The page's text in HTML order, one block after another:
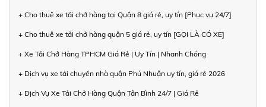
+ Cho thuê xe tải chở hàng tại Quận 8 giá rẻ, uy tín [Phục vụ 24/7]
+ Cho thuê xe tải chở hàng quận 5 giá rẻ, uy tín [GỌI LÀ CÓ XE]
+ Xe Tải Chở Hàng TPHCM Giá Rẻ | Uy Tín | Nhanh Chóng
+ Dịch vụ xe tải chuyển nhà quận Phú Nhuận uy tín, giá rẻ 2026
+ Dịch Vụ Xe Tải Chở Hàng Quận Tân Bình 24/7 | Giá Rẻ